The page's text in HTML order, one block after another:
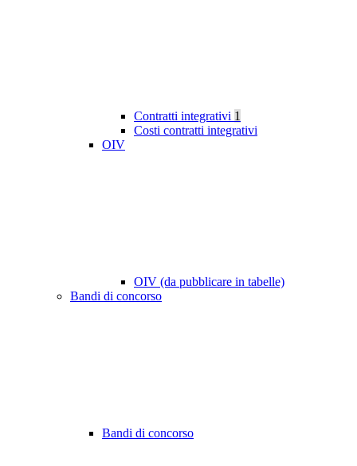
Contratti integrativi 1
Costi contratti integrativi
OIV
OIV (da pubblicare in tabelle)
Bandi di concorso
Bandi di concorso